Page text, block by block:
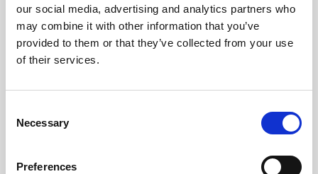
our social media, advertising and analytics partners who
may combine it with other information that you’ve
provided to them or that they’ve collected from your use
of their services.
Selection
Necessary
Preferences
Die Preise der Gruppenkurse sind nur ab 2 Personen
im Kurs gültig. Bei Einzelbetreuung fällt eine Gebühr
an
Session, bei welcher das Foilen besonders effektiv &